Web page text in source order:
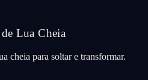
Lua Cheia
cheia para soltar e transformar.